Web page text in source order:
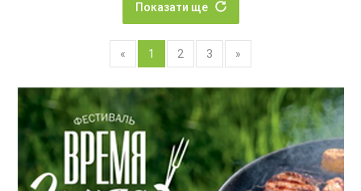
Показати ще
« 1 2 3 »